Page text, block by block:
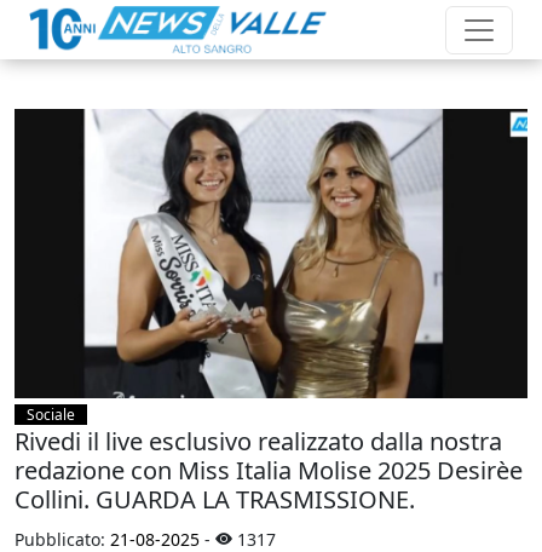
Sociale
Rivedi il live esclusivo realizzato dalla nostra
redazione con Miss Italia Molise 2025 Desirèe
Collini. GUARDA LA TRASMISSIONE.
Pubblicato: 21-08-2025 - 1317